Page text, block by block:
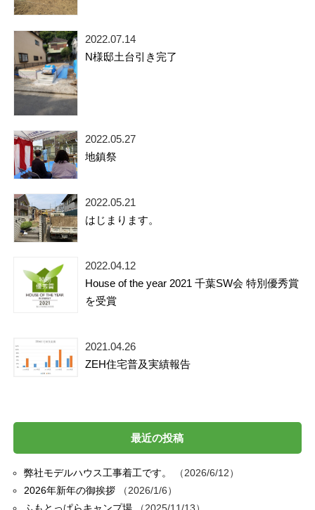
2022.07.14
N様邸土台引き完了
2022.05.27
地鎮祭
2022.05.21
はじまります。
2022.04.12
House of the year 2021 千葉SW会 特別優秀賞
を受賞
2021.04.26
ZEH住宅普及実績報告
最近の投稿
弊社モデルハウス工事着工です。
2026/6/12
2026年新年の御挨拶
2026/1/6